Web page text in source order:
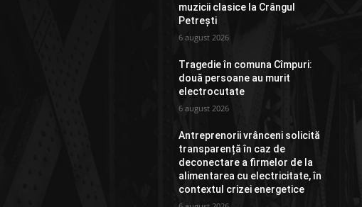
muzicii clasice la Crângul
Petrești
6 august 2026
Tragedie în comuna Cîmpuri:
două persoane au murit
electrocutate
6 august 2026
Antreprenorii vrânceni solicită
transparență în caz de
deconectare a firmelor de la
alimentarea cu electricitate, în
contextul crizei energetice